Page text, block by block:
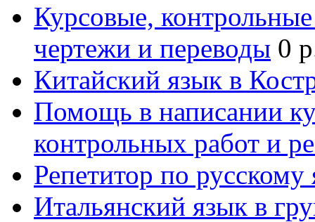
Курсовые,
чертежи и переводы 0
Китайский язык в
Помощь в написании
контрольных работ и
Репетитор по русскому
Итальянский язык в